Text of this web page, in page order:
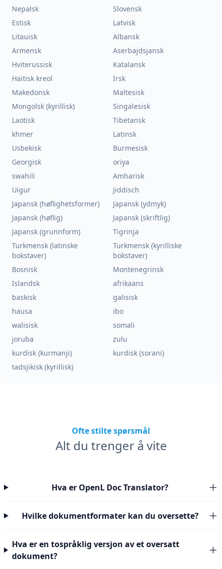
Nepalsk
Slovensk
Estisk
Latvisk
Litauisk
Albansk
Armensk
Aserbajdsjansk
Hviterussisk
Katalansk
Haitisk kreol
Irsk
Makedonsk
Maltesisk
Mongolsk (kyrillisk)
Singalesisk
Laotisk
Tibetansk
khmer
Latinsk
Usbekisk
Burmesisk
Georgisk
oriya
swahili
Amharisk
Uigur
Jiddisch
Japansk (høflighetsformer)
Japansk (ydmyk)
Japansk (høflig)
Japansk (skriftlig)
Japansk (grunnform)
Tigrinja
Turkmensk (latinske
bokstaver)
Turkmensk (kyrilliske
bokstaver)
Bosnisk
Montenegrinsk
Islandsk
afrikaans
baskisk
galisisk
hausa
ibo
walisisk
somali
joruba
zulu
kurdisk (kurmanji)
kurdisk (sorani)
tadsjikisk (kyrillisk)
Ofte stilte spørsmål
Alt du trenger å vite
Hva er OpenL Doc Translator?
Hvilke dokumentformater kan du oversette?
Hva er en tospråklig versjon av et oversatt
dokument?